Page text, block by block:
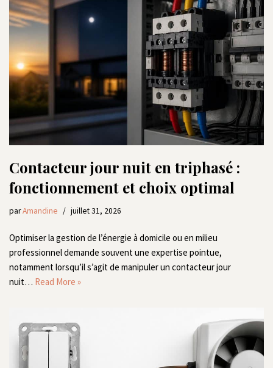
Contacteur jour nuit en triphasé :
fonctionnement et choix optimal
parAmandine juillet 31, 2026
Optimiser la gestion de l’énergie à domicile ou en milieu
professionnel demande souvent une expertise pointue,
notamment lorsqu’il s’agit de manipuler un contacteur jour
nuit… Read More »